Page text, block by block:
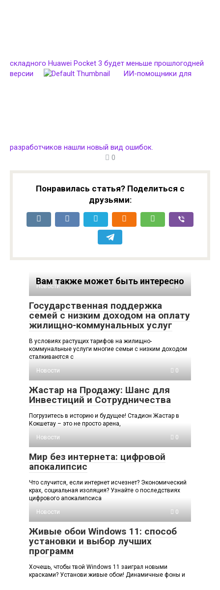
складного Huawei Pocket 3 будет меньше прошлогодней
версии
ИИ-помощники для
разработчиков нашли новый вид ошибок.
0
Понравилась статья? Поделиться с
друзьями:
Вам также может быть интересно
Новости 0
Государственная поддержка
семей с низким доходом на оплату
жилищно-коммунальных услуг
В условиях растущих тарифов на жилищно-
коммунальные услуги многие семьи с низким доходом
сталкиваются с
Новости
0
Жастар на Продажу: Шанс для
Инвестиций и Сотрудничества
Погрузитесь в историю и будущее! Стадион Жастар в
Кокшетау – это не просто арена,
Новости
0
Мир без интернета: цифровой
апокалипсис
Что случится, если интернет исчезнет? Экономический
крах, социальная изоляция? Узнайте о последствиях
цифрового апокалипсиса
Новости
0
Живые обои Windows 11: способ
установки и выбор лучших
программ
Хочешь, чтобы твой Windows 11 заиграл новыми
красками? Установи живые обои! Динамичные фоны и